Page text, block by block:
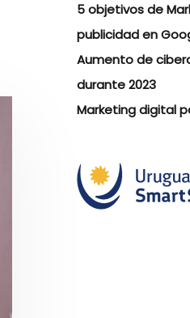
5 objetivos de
publicidad en
Aumento de
durante 2023
Marketing digital